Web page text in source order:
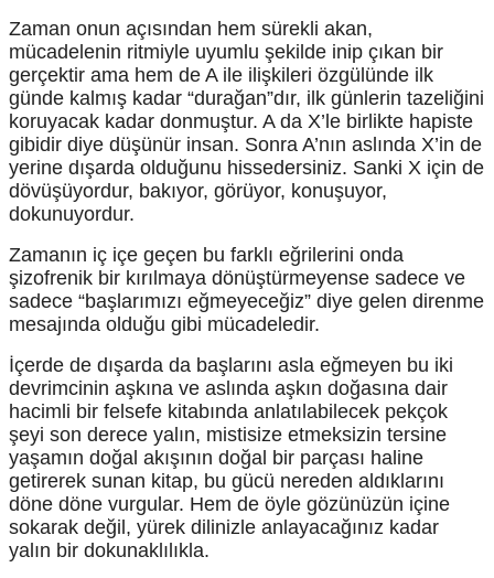
Zaman onun açısından hem sürekli akan,
mücadelenin ritmiyle uyumlu şekilde inip çıkan bir
gerçektir ama hem de A ile ilişkileri özgülünde ilk
günde kalmış kadar “durağan”dır, ilk günlerin tazeliğini
koruyacak kadar donmuştur. A da X’le birlikte hapiste
gibidir diye düşünür insan. Sonra A’nın aslında X’in de
yerine dışarda olduğunu hissedersiniz. Sanki X için de
dövüşüyordur, bakıyor, görüyor, konuşuyor,
dokunuyordur.
Zamanın iç içe geçen bu farklı eğrilerini onda
şizofrenik bir kırılmaya dönüştürmeyense sadece ve
sadece “başlarımızı eğmeyeceğiz” diye gelen direnme
mesajında olduğu gibi mücadeledir.
İçerde de dışarda da başlarını asla eğmeyen bu iki
devrimcinin aşkına ve aslında aşkın doğasına dair
hacimli bir felsefe kitabında anlatılabilecek pekçok
şeyi son derece yalın, mistisize etmeksizin tersine
yaşamın doğal akışının doğal bir parçası haline
getirerek sunan kitap, bu gücü nereden aldıklarını
döne döne vurgular. Hem de öyle gözünüzün içine
sokarak değil, yürek dilinizle anlayacağınız kadar
yalın bir dokunaklılıkla.